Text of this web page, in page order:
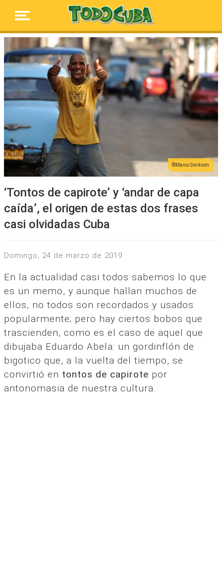
Marco Derksen
‘Tontos de capirote’ y ‘andar de capa
caída’, el origen de estas dos frases
casi olvidadas Cuba
domingo, 24 de marzo de 2019
En la actualidad casi todos sabemos lo que
es un memo, y aunque hallan muchos de
ellos, no todos son recordados y usados
popularmente; pero hay ciertos bobos que
trascienden, como es el caso de aquel que
dibujaba Eduardo Abela: un gordinflón de
bigotico que, a la vuelta del tiempo, se
convirtió en tontos de capirote por
antonomasia de nuestra cultura.